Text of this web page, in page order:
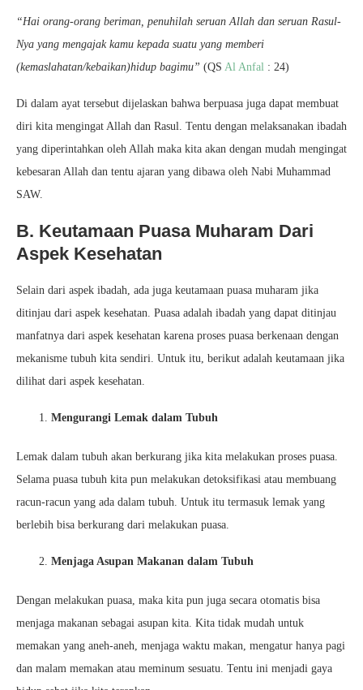
“Hai orang-orang beriman, penuhilah seruan Allah dan seruan Rasul-
Nya yang mengajak kamu kepada suatu yang memberi
(kemaslahatan/kebaikan)hidup bagimu” (QS Al Anfal : 24)
Di dalam ayat tersebut dijelaskan bahwa berpuasa juga dapat membuat
diri kita mengingat Allah dan Rasul. Tentu dengan melaksanakan ibadah
yang diperintahkan oleh Allah maka kita akan dengan mudah mengingat
kebesaran Allah dan tentu ajaran yang dibawa oleh Nabi Muhammad
SAW.
B. Keutamaan Puasa Muharam Dari
Aspek Kesehatan
Selain dari aspek ibadah, ada juga keutamaan puasa muharam jika
ditinjau dari aspek kesehatan. Puasa adalah ibadah yang dapat ditinjau
manfatnya dari aspek kesehatan karena proses puasa berkenaan dengan
mekanisme tubuh kita sendiri. Untuk itu, berikut adalah keutamaan jika
dilihat dari aspek kesehatan.
Mengurangi Lemak dalam Tubuh
Lemak dalam tubuh akan berkurang jika kita melakukan proses puasa.
Selama puasa tubuh kita pun melakukan detoksifikasi atau membuang
racun-racun yang ada dalam tubuh. Untuk itu termasuk lemak yang
berlebih bisa berkurang dari melakukan puasa.
Menjaga Asupan Makanan dalam Tubuh
Dengan melakukan puasa, maka kita pun juga secara otomatis bisa
menjaga makanan sebagai asupan kita. Kita tidak mudah untuk
memakan yang aneh-aneh, menjaga waktu makan, mengatur hanya pagi
dan malam memakan atau meminum sesuatu. Tentu ini menjadi gaya